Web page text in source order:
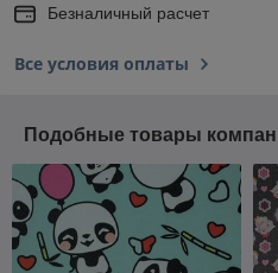
Безналичный расчет
Все условия оплаты
Подобные товары